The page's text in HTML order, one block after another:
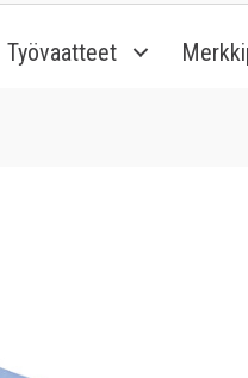
Työvaatteet